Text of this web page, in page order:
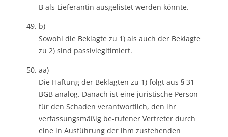
B als Lieferantin ausgelistet werden könnte.
b)
Sowohl die Beklagte zu 1) als auch der Beklagte
zu 2) sind passivlegitimiert.
aa)
Die Haftung der Beklagten zu 1) folgt aus § 31
BGB analog. Danach ist eine juristische Person
für den Schaden verantwortlich, den ihr
verfassungsmäßig be-rufener Vertreter durch
eine in Ausführung der ihm zustehenden